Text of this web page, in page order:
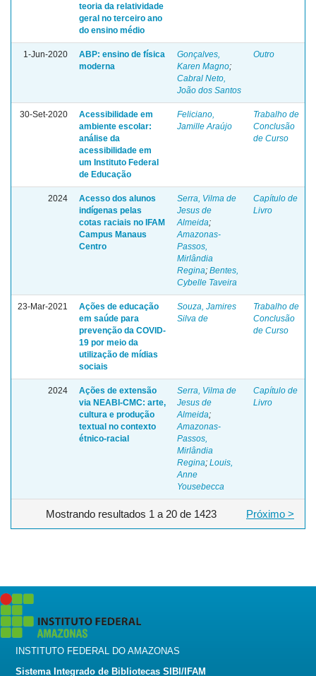
teoria da relatividade
geral no terceiro ano
do ensino médio
1-Jun-2020
ABP: ensino de física
moderna
Gonçalves,
Karen Magno;
Cabral Neto,
João dos Santos
Outro
30-Set-2020
Acessibilidade em
ambiente escolar:
análise da
acessibilidade em
um Instituto Federal
de Educação
Feliciano,
Jamille Araújo
Trabalho de
Conclusão
de Curso
2024
Acesso dos alunos
indígenas pelas
cotas raciais no IFAM
Campus Manaus
Centro
Serra, Vilma de
Jesus de
Almeida;
Amazonas-
Passos,
Mirlândia
Regina; Bentes,
Cybelle Taveira
Capítulo de
Livro
23-Mar-2021
Ações de educação
em saúde para
prevenção da COVID-
19 por meio da
utilização de mídias
sociais
Souza, Jamires
Silva de
Trabalho de
Conclusão
de Curso
2024
Ações de extensão
via NEABI-CMC: arte,
cultura e produção
textual no contexto
étnico-racial
Serra, Vilma de
Jesus de
Almeida;
Amazonas-
Passos,
Mirlândia
Regina; Louis,
Anne
Yousebecca
Capítulo de
Livro
Mostrando resultados 1 a 20 de 1423 Próximo >
INSTITUTO FEDERAL DO AMAZONAS
Sistema Integrado de Bibliotecas SIBI/IFAM